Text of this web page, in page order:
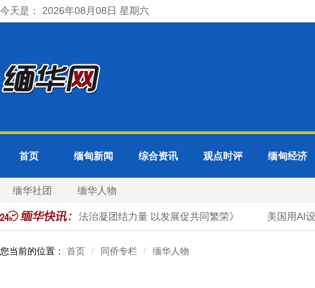
今天是： 2026年08月08日 星期六
首页 缅甸新闻 综合资讯 观点时评 缅甸经济
缅华社团 缅华人物
署名文章《以法治凝团结力量 以发展促共同繁荣》 美国用AI设
您当前的位置： 首页 同侨专栏 缅华人物